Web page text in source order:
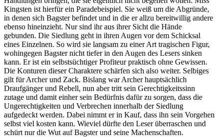
Kingsten ist hierfür ein Paradebeispiel. Sie weiß um die Abgründe,
in denen sich Bagster befindet und in die er allzu bereitwillig andere
ebenso hineinzieht. Nur sind ihr aus ihrer Sicht die Hände
gebunden. Die Siedlung geht in ihren Augen vor dem Schicksal
eines Einzelnen. So wird sie langsam zu einer Art tragischen Figur,
wohingegen Bagster nicht tiefer in den Augen des Lesers sinken
kann. Er ist ein selbstsüchtiger Profiteur praktisch ohne Gewissen.
Die Konturen dieser Charaktere schärfen sich also weiter. Selbiges
gilt für Archer und Zack. Bislang war Archer hauptsächlich
Draufgänger und Rebell, nun aber tritt sein Gerechtigkeitssinn
zutage und damit einher sein Bedürfnis dafür zu sorgen, dass die
Ungerechtigkeiten und Verbrechen innerhalb der Siedlung
aufgedeckt werden. Dabei nimmt er in Kauf, dass ihn sein Vorgehen
selbst viel kosten kann. Wieviel dürfte den Leser überraschen und
schürt nur die Wut auf Bagster und seine Machenschaften.